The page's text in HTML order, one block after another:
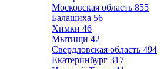
Московская область 855
Балашиха 56
Химки 46
Мытищи 42
Свердловская область 494
Екатеринбург 317